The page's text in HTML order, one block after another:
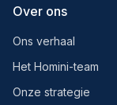
Over ons
Ons verhaal
Het Homini-team
Onze strategie